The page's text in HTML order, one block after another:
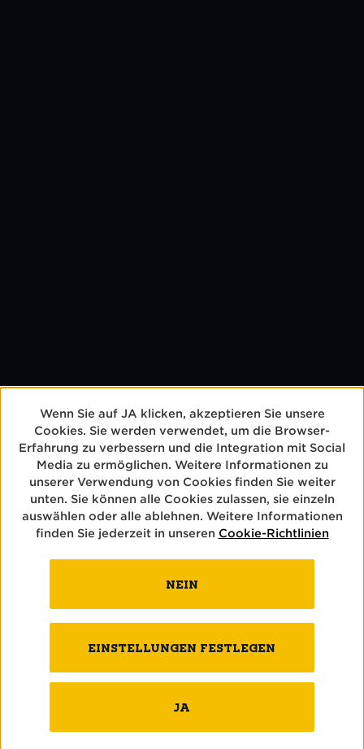
BIERE
BRAUEREI
BRAUKUNST
AGB
DATENSCHUTZ
Wenn Sie auf JA klicken, akzeptieren Sie unsere
Cookies. Sie werden verwendet, um die Browser-
Erfahrung zu verbessern und die Integration mit Social
Media zu ermöglichen. Weitere Informationen zu
unserer Verwendung von Cookies finden Sie weiter
unten. Sie können alle Cookies zulassen, sie einzeln
auswählen oder alle ablehnen. Weitere Informationen
finden Sie jederzeit in unseren Cookie-Richtlinien
NEIN
EINSTELLUNGEN FESTLEGEN
JA